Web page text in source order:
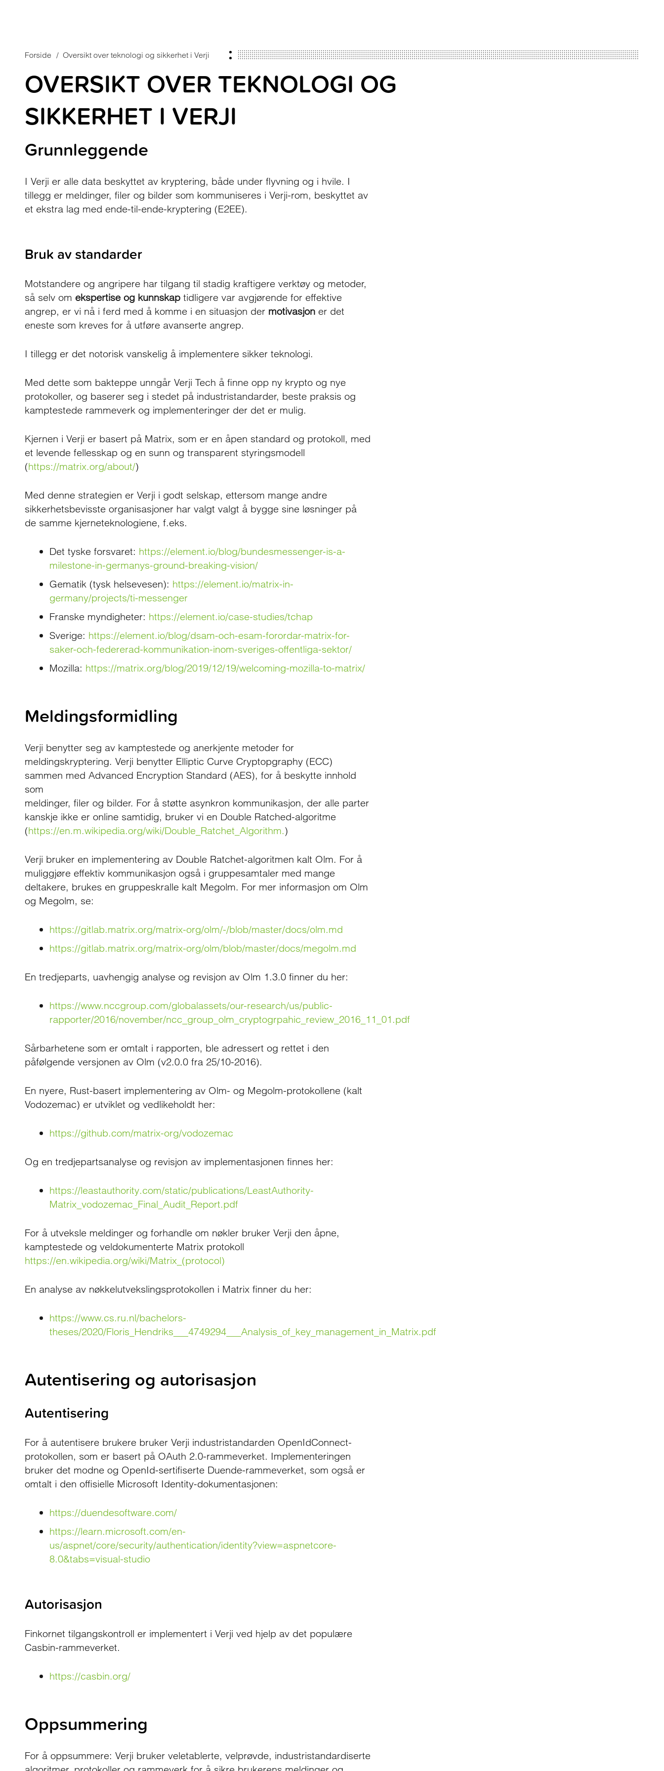
Forside / Oversikt over teknologi og sikkerhet i Verji
OVERSIKT OVER TEKNOLOGI OG
SIKKERHET I VERJI
Grunnleggende
I Verji er alle data beskyttet av kryptering, både under flyvning og i hvile. I
tillegg er meldinger, filer og bilder som kommuniseres i Verji-rom, beskyttet av
et ekstra lag med ende-til-ende-kryptering (E2EE).
Bruk av standarder
Motstandere og angripere har tilgang til stadig kraftigere verktøy og metoder,
så selv om ekspertise og kunnskap tidligere var avgjørende for effektive
angrep, er vi nå i ferd med å komme i en situasjon der motivasjon er det
eneste som kreves for å utføre avanserte angrep.
I tillegg er det notorisk vanskelig å implementere sikker teknologi.
Med dette som bakteppe unngår Verji Tech å finne opp ny krypto og nye
protokoller, og baserer seg i stedet på industristandarder, beste praksis og
kamptestede rammeverk og implementeringer der det er mulig.
Kjernen i Verji er basert på Matrix, som er en åpen standard og protokoll, med
et levende fellesskap og en sunn og transparent styringsmodell
(https://matrix.org/about/)
Med denne strategien er Verji i godt selskap, ettersom mange andre
sikkerhetsbevisste organisasjoner har valgt valgt å bygge sine løsninger på
de samme kjerneteknologiene, f.eks.
Det tyske forsvaret: https://element.io/blog/bundesmessenger-is-a-
milestone-in-germanys-ground-breaking-vision/
Gematik (tysk helsevesen): https://element.io/matrix-in-
germany/projects/ti-messenger
Franske myndigheter: https://element.io/case-studies/tchap
Sverige: https://element.io/blog/dsam-och-esam-forordar-matrix-for-
saker-och-federerad-kommunikation-inom-sveriges-offentliga-sektor/
Mozilla: https://matrix.org/blog/2019/12/19/welcoming-mozilla-to-matrix/
Meldingsformidling
Verji benytter seg av kamptestede og anerkjente metoder for
meldingskryptering. Verji benytter Elliptic Curve Cryptopgraphy (ECC)
sammen med Advanced Encryption Standard (AES), for å beskytte innhold
som
meldinger, filer og bilder. For å støtte asynkron kommunikasjon, der alle parter
kanskje ikke er online samtidig, bruker vi en Double Ratched-algoritme
(https://en.m.wikipedia.org/wiki/Double_Ratchet_Algorithm.)
Verji bruker en implementering av Double Ratchet-algoritmen kalt Olm. For å
muliggjøre effektiv kommunikasjon også i gruppesamtaler med mange
deltakere, brukes en gruppeskralle kalt Megolm. For mer informasjon om Olm
og Megolm, se:
https://gitlab.matrix.org/matrix-org/olm/-/blob/master/docs/olm.md
https://gitlab.matrix.org/matrix-org/olm/blob/master/docs/megolm.md
En tredjeparts, uavhengig analyse og revisjon av Olm 1.3.0 finner du her:
https://www.nccgroup.com/globalassets/our-research/us/public-
rapporter/2016/november/ncc_group_olm_cryptogrpahic_review_2016_11_01.pdf
Sårbarhetene som er omtalt i rapporten, ble adressert og rettet i den
påfølgende versjonen av Olm (v2.0.0 fra 25/10-2016).
En nyere, Rust-basert implementering av Olm- og Megolm-protokollene (kalt
Vodozemac) er utviklet og vedlikeholdt her:
https://github.com/matrix-org/vodozemac
Og en tredjepartsanalyse og revisjon av implementasjonen finnes her:
https://leastauthority.com/static/publications/LeastAuthority-
Matrix_vodozemac_Final_Audit_Report.pdf
For å utveksle meldinger og forhandle om nøkler bruker Verji den åpne,
kamptestede og veldokumenterte Matrix protokoll
https://en.wikipedia.org/wiki/Matrix_(protocol)
En analyse av nøkkelutvekslingsprotokollen i Matrix finner du her:
https://www.cs.ru.nl/bachelors-
theses/2020/Floris_Hendriks___4749294___Analysis_of_key_management_in_Matrix.pdf
Autentisering og autorisasjon
Autentisering
For å autentisere brukere bruker Verji industristandarden OpenIdConnect-
protokollen, som er basert på OAuth 2.0-rammeverket. Implementeringen
bruker det modne og OpenId-sertifiserte Duende-rammeverket, som også er
omtalt i den offisielle Microsoft Identity-dokumentasjonen:
https://duendesoftware.com/
https://learn.microsoft.com/en-
us/aspnet/core/security/authentication/identity?view=aspnetcore-
8.0&tabs=visual-studio
Autorisasjon
Finkornet tilgangskontroll er implementert i Verji ved hjelp av det populære
Casbin-rammeverket.
https://casbin.org/
Oppsummering
For å oppsummere: Verji bruker veletablerte, velprøvde, industristandardiserte